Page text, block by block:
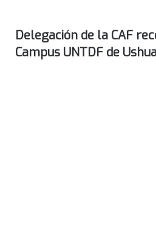
Delegación de la CAF
Campus UNTDF de